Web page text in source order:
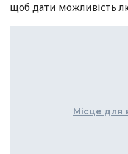
щоб дати можливість
Місце для